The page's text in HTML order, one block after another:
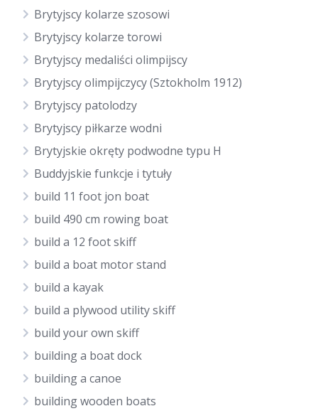
Brytyjscy kolarze szosowi
Brytyjscy kolarze torowi
Brytyjscy medaliści olimpijscy
Brytyjscy olimpijczycy (Sztokholm 1912)
Brytyjscy patolodzy
Brytyjscy piłkarze wodni
Brytyjskie okręty podwodne typu H
Buddyjskie funkcje i tytuły
build 11 foot jon boat
build 490 cm rowing boat
build a 12 foot skiff
build a boat motor stand
build a kayak
build a plywood utility skiff
build your own skiff
building a boat dock
building a canoe
building wooden boats